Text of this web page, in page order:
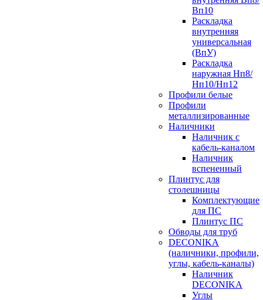
Вп10
Раскладка
внутренняя
универсальная
(ВпУ)
Раскладка
наружная Нп8/
Нп10/Нп12
Профили белые
Профили
металлизированные
Наличники
Наличник с
кабель-каналом
Наличник
вспененный
Плинтус для
столешницы
Комплектующие
для ПС
Плинтус ПС
Обводы для труб
DECONIKA
(наличники, профили,
углы, кабель-каналы)
Наличник
DECONIKA
Углы